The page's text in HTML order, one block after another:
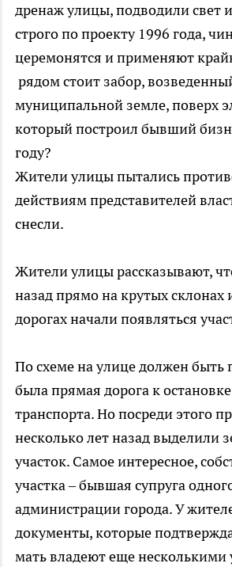
дренаж улицы, подводили свет
строго по проекту 1996 года,
церемонятся и применяют
рядом стоит забор,
муниципальной земле, поверх
который построил бывший
году?
Жители улицы пытались
действиям представителей
снесли.
Жители улицы рассказывают,
назад прямо на крутых
дорогах начали появляться
По схеме на улице должен быть
была прямая дорога к
транспорта. Но посреди этого
несколько лет назад выделили
участок. Самое интересное,
участка – бывшая супруга
администрации города. У
документы, которые
мать владеют еще несколькими